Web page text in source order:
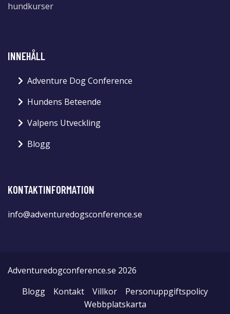
hundkurser
INNEHÅLL
Adventure Dog Conference
Hundens Beteende
Valpens Utveckling
Blogg
KONTAKTINFORMATION
info@adventuredogsconference.se
Adventuredogconference.se 2026
Blogg
Kontakt Villkor
Personuppgiftspolicy
Webbplatskarta